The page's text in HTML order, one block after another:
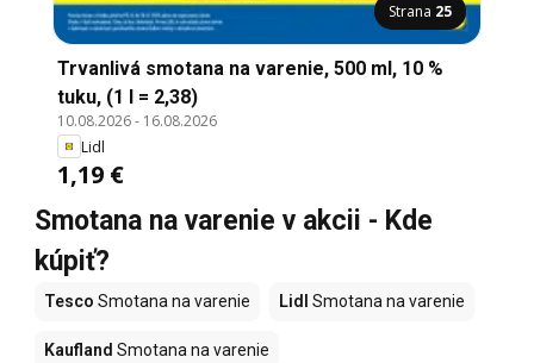
Strana 25
Trvanlivá smotana na varenie, 500 ml, 10 %
tuku, (1 l = 2,38)
10.08.2026- 16.08.2026
Lidl
1,19 €
Smotana na varenie v akcii - Kde
kúpiť?
Tesco Smotana na varenie Lidl Smotana na varenie
Kaufland Smotana na varenie